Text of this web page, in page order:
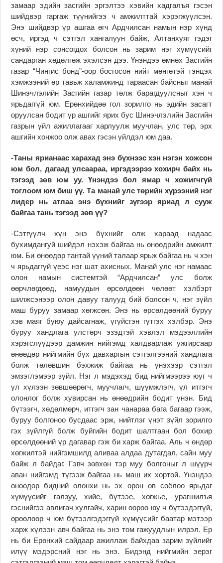
замаар эдийн засгийн эргэлтээ хэвийн хадгалъя гэсэн
шийдвэр гаргаж түүнийгээ ч амжилттай хэрэгжүүлсэн.
Энэ шийдвэр үр ашгаа өгч Ардчилсан намын нэр хүнд
өсч, иргэд ч сэтгэл хангалуун байж, Алтанхуяг гэдэг
хүний нэр сонсогдох болсон нь зарим нэг хүмүүсийг
сандарган хөдөлгөж эхэлсэн дээ. Үнэндээ өмнөх Засгийн
газар “Чингис бонд”-оор босгосон нийт мөнгөтэй тэнцэх
хэмжээний өр тавьж халамжинд тараасан байсныг манай
Шинэчлэлийн Засгийн газар төлж барагдуулсныг хэн ч
ярьдаггүй юм. Ерөнхийдөө гол зорилго нь эдийн засагт
оруулсан бодит үр ашгийг ярих бус Шинэчлэлийн Засгийн
газрын үйл ажиллагааг харлуулж муучлан, улс төр, эрх
ашгийн хонжоо олж авах гэсэн үйлдэл юм даа.
-Таны ярианаас харахад энэ бүхнээс хэн нэгэн хожсон
юм бол, дагаад улсаараа, иргэдээрээ хохирч байх нь
тэгээд зөв юм уу. Үнэндээ бол ямар ч хожигчгүй
тоглоом юм биш үү. Та манай улс төрийн хүрээний нэг
лидер нь атлаа энэ бүхнийг зүгээр яриад л сууж
байгаа тань тэгээд зөв үү?
-Сэтгүүлч хүн энэ бүхнийг олж хараад надаас
бухимдангуй шийдэл нэхэж байгаа нь өнөөдрийн амжилт
юм. Би өнөөдөр тантай үүний талаар ярьж байгаа нь ч хэн
ч ярьдаггүй үеэс нэг шат ахисных. Манай улс нэг намаас
олон намын системтэй “Ардчилсан” улс болж
өөрчлөгдөөд, намуудын өрсөлдөөн чөлөөт хэлбэрт
шилжсэнээр олон давуу талууд бий болсон ч, нэг зүйл
маш буруу замаар хөгжсөн. Энэ нь өрсөлдөөний буруу
хэв маяг буюу дайсагнаж, үгүйсгэн гүтгэх хэлбэр. Энэ
буруу хандлага улстөрч эзэдтэй хэвлэл мэдээллийн
хэрэгслүүдээр дамжин нийгэмд халдварлаж ужгирсаар
өнөөдөр нийгмийн бүх давхаргын сэтгэлгээний хандлага
болж төлөвшин бэхжиж байгаа нь үнэхээр сэтгэл
эмзэглэмээр зүйл. Нэг л мэдэхэд бид нийгмээрээ юуг ч
үл хүлээн зөвшөөрөгч, муучлагч, шүүмжлэгч, үл итгэгч
олонлог болж хувирсан нь өнөөдрийн бодит үнэн. Бид
бүтээгч, хөдөлмөрч, итгэгч зан чанараа бага багаар гээж,
буруу болгоноо бусдаас эрж, нийтлэг үнэт зүйл зорилго
гэх зүйлгүй болж буйгийн бодит шалтгаан бол бохир
өрсөлдөөний үр дагавар гэж би харж байгаа. Аль ч өндөр
хөгжилтэй нийгэмшилд аливаа алдаа дутагдал, сайн муу
байж л байдаг. Гэвч зөвхөн тэр муу болгоныг л шүүрч
аван нийгэмд түгээж байгаа нь маш их хортой. Үнэндээ
өнөөдөр бидний олонхи нь эх орон өв соёлоо ярьдаг
хүмүүсийг галзуу, хийе, бүтээе, хөгжье, урагшилъя
гэснийгээ авлигач хулгайч, харин өөрөө юу ч бүтээдэггүй,
өрөөлөөр ч юм бүтээлгэдэггүй хүмүүсийг баатар мэтээр
харж хүлээн авч байгаа нь энэ том гажуудлын илрэл. Ер
нь би Ерөнхий сайдаар ажиллаж байхдаа зарим зүйлийг
илүү мэдэрсний нэг нь энэ. Бидэнд нийгмийн эерэг